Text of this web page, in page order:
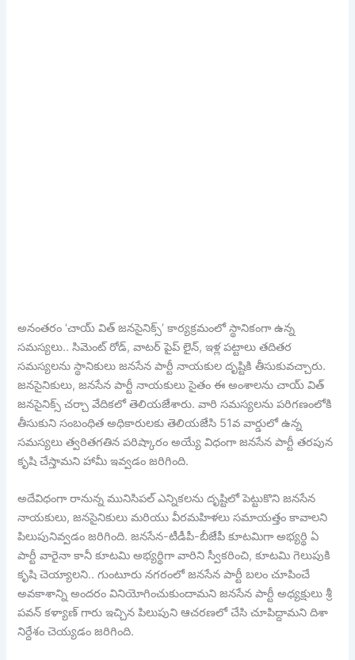
అనంతరం ‘చాయ్ విత్ జనసైనిక్స్’ కార్యక్రమంలో స్థానికంగా ఉన్న
సమస్యలు.. సిమెంట్ రోడ్, వాటర్ పైప్ లైన్, ఇళ్ల పట్టాలు తదితర
సమస్యలను స్థానికులు జనసేన పార్టీ నాయకుల దృష్టికి తీసుకువచ్చారు.
జనసైనికులు, జనసేన పార్టీ నాయకులు సైతం ఈ అంశాలను చాయ్ విత్
జనసైనిక్స్ చర్చా వేదికలో తెలియజేశారు. వారి సమస్యలను పరిగణంలోకి
తీసుకుని సంబంధిత అధికారులకు తెలియజేసి 51వ వార్డులో ఉన్న
సమస్యలు త్వరితగతిన పరిష్కారం అయ్యే విధంగా జనసేన పార్టీ తరపున
కృషి చేస్తామని హామీ ఇవ్వడం జరిగింది.
అదేవిధంగా రానున్న మునిసిపల్ ఎన్నికలను దృష్టిలో పెట్టుకొని జనసేన
నాయకులు, జనసైనికులు మరియు వీరమహిళలు సమాయత్తం కావాలని
పిలుపునివ్వడం జరిగింది. జనసేన-టీడీపీ-బీజేపీ కూటమిగా అభ్యర్థి ఏ
పార్టీ వారైనా కానీ కూటమి అభ్యర్థిగా వారిని స్వీకరించి, కూటమి గెలుపుకి
కృషి చెయ్యాలని.. గుంటూరు నగరంలో జనసేన పార్టీ బలం చూపించే
అవకాశాన్ని అందరం వినియోగించుకుందామని జనసేన పార్టీ అధ్యక్షులు శ్రీ
పవన్ కళ్యాణ్ గారు ఇచ్చిన పిలుపుని ఆచరణలో చేసి చూపిద్దామని దిశా
నిర్దేశం చెయ్యడం జరిగింది.